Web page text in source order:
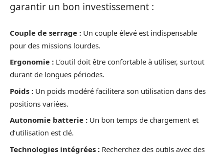
garantir un bon investissement :
Couple de serrage : Un couple élevé est indispensable
pour des missions lourdes.
Ergonomie : L’outil doit être confortable à utiliser, surtout
durant de longues périodes.
Poids : Un poids modéré facilitera son utilisation dans des
positions variées.
Autonomie batterie : Un bon temps de chargement et
d’utilisation est clé.
Technologies intégrées : Recherchez des outils avec des